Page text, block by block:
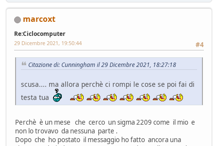
marcoxt
Re:Ciclocomputer
#4
29 Dicembre 2021, 19:50:44
Citazione di: Cunningham il 29 Dicembre 2021, 18:27:18
scusa.... ma allora perchè ci rompi le cose se poi fai di
testa tua
Perchè è un mese che cerco un sigma 2209 come il mio e
non lo trovavo da nessuna parte .
Dopo che ho postato il messaggio ho fatto ancora una